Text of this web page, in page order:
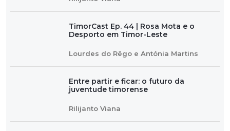
TimorCast Ep. 44 | Rosa Mota e o
Desporto em Timor-Leste
Lourdes do Rêgo e Antónia Martins
Entre partir e ficar: o futuro da
juventude timorense
Rilijanto Viana